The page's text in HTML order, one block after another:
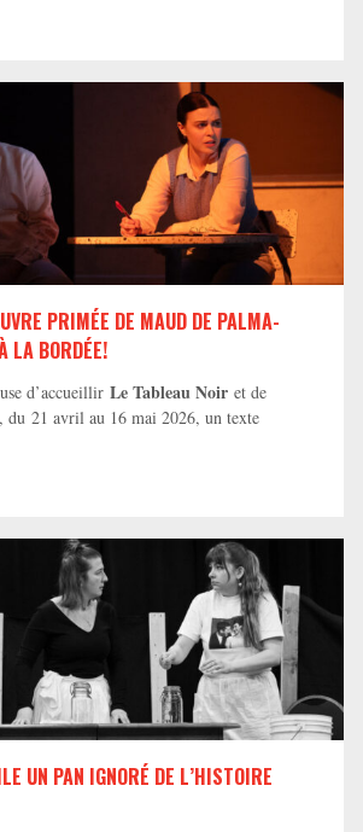
PRIMÉE DE MAUD DE PALMA-
LA BORDÉE!
d’accueillir Le Tableau Noir et de
, du 21 avril au 16 mai 2026, un texte
UN PAN IGNORÉ DE L’HISTOIRE